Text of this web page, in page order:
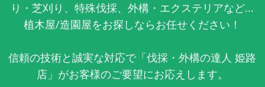
り・芝刈り、特殊伐採、外構・エクステリアなど...
植木屋/造園屋をお探しならお任せください！
信頼の技術と誠実な対応で「伐採・外構の達人 姫路
店」がお客様のご要望にお応えします。